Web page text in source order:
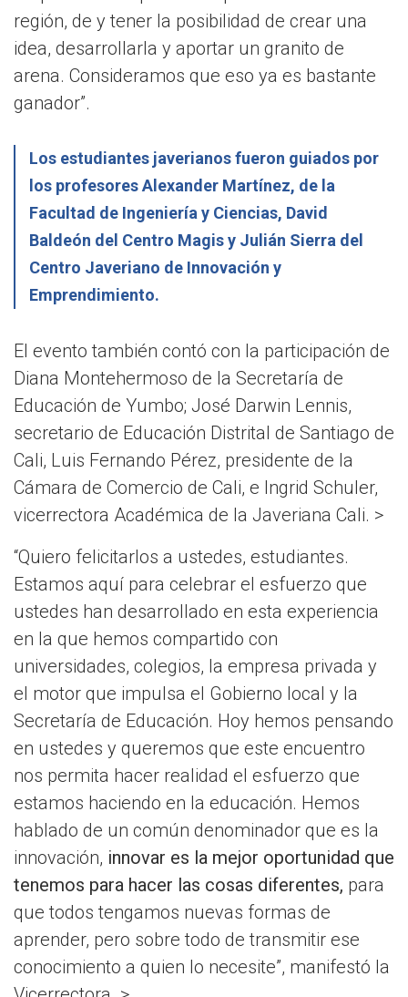
región, de y tener la posibilidad de crear una
idea, desarrollarla y aportar un granito de
arena. Consideramos que eso ya es bastante
ganador”.
Los estudiantes javerianos fueron guiados por
los profesores Alexander Martínez, de la
Facultad de Ingeniería y Ciencias, David
Baldeón del Centro Magis y Julián Sierra del
Centro Javeriano de Innovación y
Emprendimiento.
El evento también contó con la participación de
Diana Montehermoso de la Secretaría de
Educación de Yumbo; José Darwin Lennis,
secretario de Educación Distrital de Santiago de
Cali, Luis Fernando Pérez, presidente de la
Cámara de Comercio de Cali, e Ingrid Schuler,
vicerrectora Académica de la Javeriana Cali. >
“Quiero felicitarlos a ustedes, estudiantes.
Estamos aquí para celebrar el esfuerzo que
ustedes han desarrollado en esta experiencia
en la que hemos compartido con
universidades, colegios, la empresa privada y
el motor que impulsa el Gobierno local y la
Secretaría de Educación. Hoy hemos pensando
en ustedes y queremos que este encuentro
nos permita hacer realidad el esfuerzo que
estamos haciendo en la educación. Hemos
hablado de un común denominador que es la
innovación, innovar es la mejor oportunidad que
tenemos para hacer las cosas diferentes, para
que todos tengamos nuevas formas de
aprender, pero sobre todo de transmitir ese
conocimiento a quien lo necesite”, manifestó la